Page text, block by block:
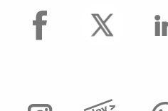
facebook